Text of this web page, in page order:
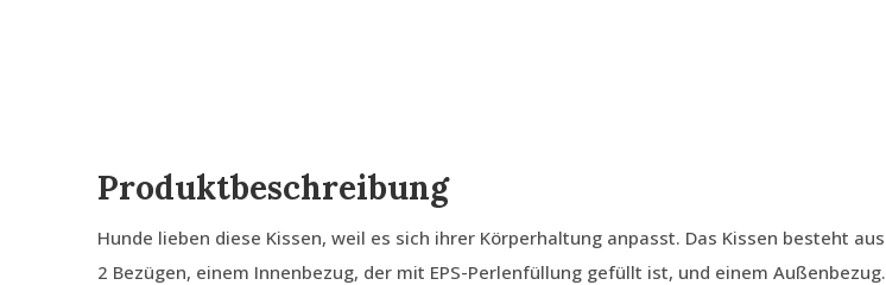
Produktbeschreibung
Hunde lieben diese Kissen, weil es sich ihrer Körperhaltung anpasst. Das Kissen besteht aus
2 Bezügen, einem Innenbezug, der mit EPS-Perlenfüllung gefüllt ist, und einem Außenbezug.